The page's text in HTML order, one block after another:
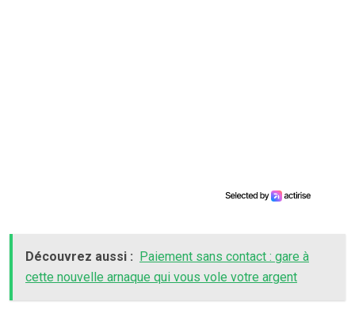
Découvrez aussi : Paiement sans contact : gare à
cette nouvelle arnaque qui vous vole votre argent